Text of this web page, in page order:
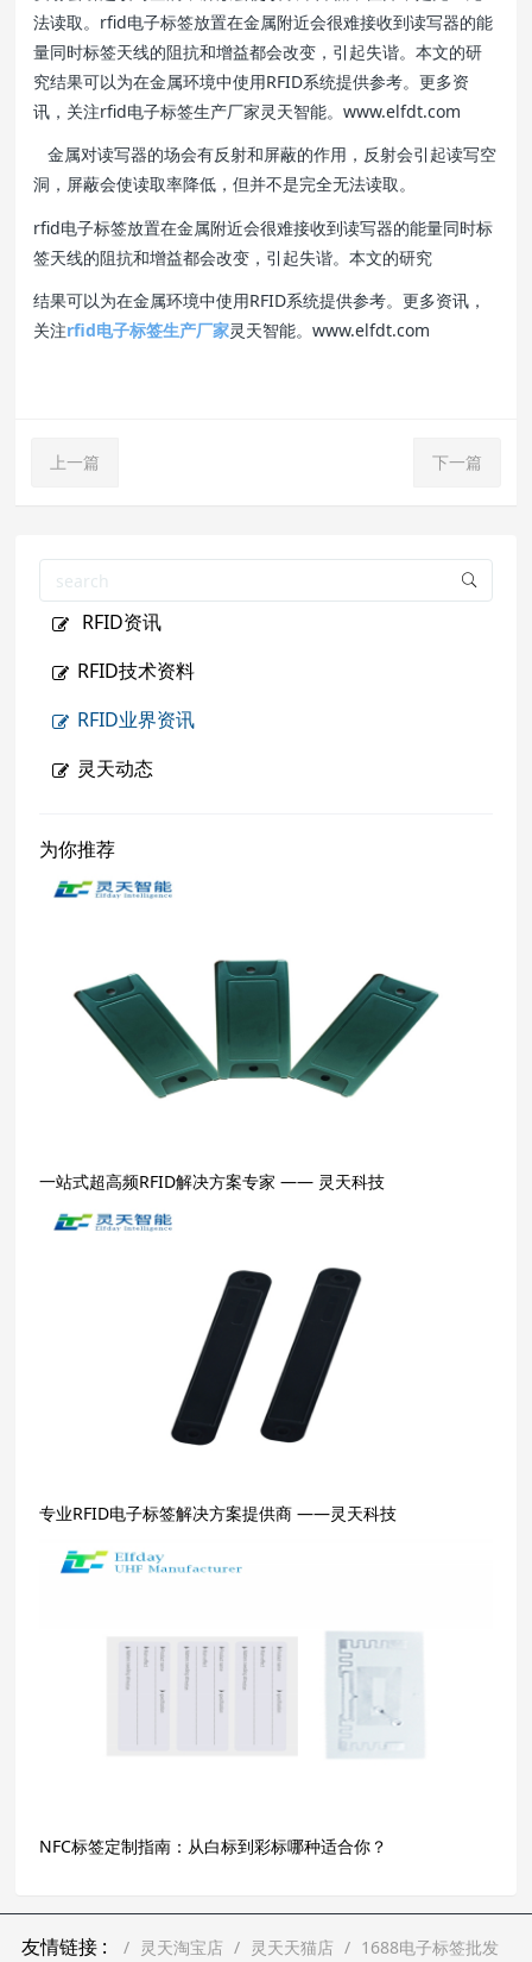
法读取。rfid电子标签放置在金属附近会很难接收到读写器的能
量同时标签天线的阻抗和增益都会改变，引起失谐。本文的研
究结果可以为在金属环境中使用RFID系统提供参考。更多资
讯，关注rfid电子标签生产厂家灵天智能。www.elfdt.com
金属对读写器的场会有反射和屏蔽的作用，反射会引起读写空
洞，屏蔽会使读取率降低，但并不是完全无法读取。
rfid电子标签放置在金属附近会很难接收到读写器的能量同时标
签天线的阻抗和增益都会改变，引起失谐。本文的研究
结果可以为在金属环境中使用RFID系统提供参考。更多资讯，
关注rfid电子标签生产厂家灵天智能。www.elfdt.com
上一篇 下一篇
RFID资讯
RFID技术资料
RFID业界资讯
灵天动态
为你推荐
一站式超高频RFID解决方案专家 —— 灵天科技
专业RFID电子标签解决方案提供商 ——灵天科技
NFC标签定制指南：从白标到彩标哪种适合你？
友情链接 : 灵天淘宝店 灵天天猫店
1688电子标签批发